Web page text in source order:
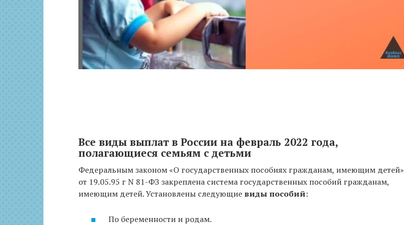
Все виды выплат в России на февраль 2022 года,
полагающиеся семьям с детьми
Федеральным законом «О государственных пособиях гражданам, имеющим детей»
от 19.05.95 г N 81-ФЗ закреплена система государственных пособий гражданам,
имеющим детей. Установлены следующие виды пособий:
По беременности и родам.